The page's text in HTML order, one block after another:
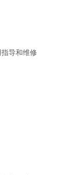
导和维修